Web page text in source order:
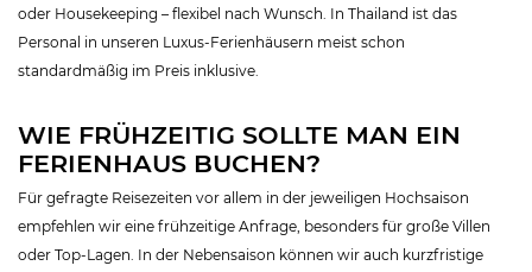
oder Housekeeping – flexibel nach Wunsch. In Thailand ist das
Personal in unseren Luxus-Ferienhäusern meist schon
standardmäßig im Preis inklusive.
WIE FRÜHZEITIG SOLLTE MAN EIN
FERIENHAUS BUCHEN?
Für gefragte Reisezeiten vor allem in der jeweiligen Hochsaison
empfehlen wir eine frühzeitige Anfrage, besonders für große Villen
oder Top-Lagen. In der Nebensaison können wir auch kurzfristige